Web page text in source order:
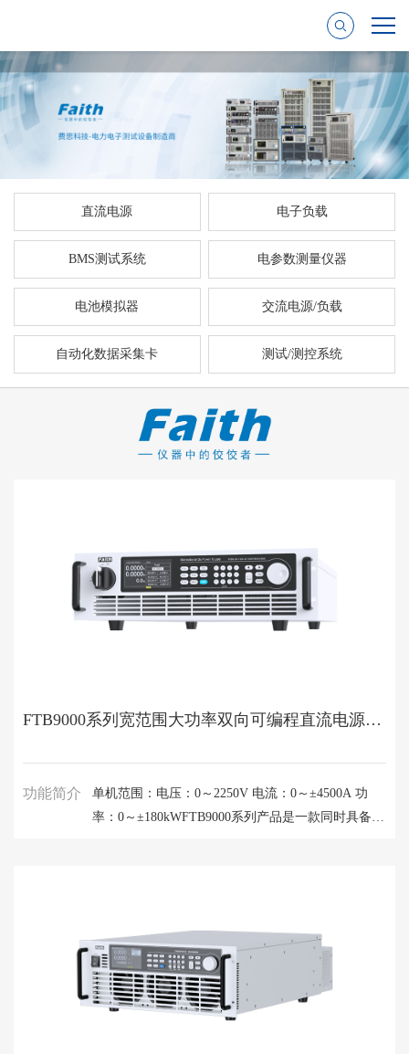
直流电源 电子负载
BMS测试系统 电参数测量仪器
电池模拟器 交流电源/负载
自动化数据采集卡 测试/测控系统
FTB9000系列宽范围大功率双向可编程直流电源（0～±180kW）
功能简介
单机范围：电压：0～2250V 电流：0～±4500A 功
率：0～±180kWFTB9000系列产品是一款同时具备直
达4500A，单机最大功率为180kW。能实现源、载双
象限无缝切换，同时具备丰富的测试功能及简洁的人
机交互界面，在汽车电子，储能，燃料电池等大功率
测试场景有广泛的应用。